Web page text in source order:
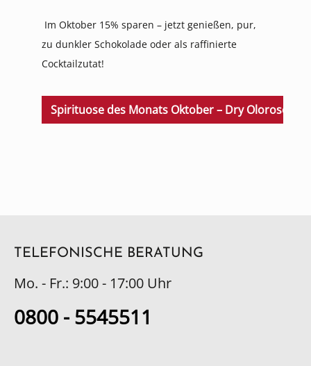
Im Oktober 15% sparen – jetzt genießen, pur,
zu dunkler Schokolade oder als raffinierte
Cocktailzutat!
Spirituose des Monats Oktober – Dry Oloroso
TELEFONISCHE BERATUNG
Mo. - Fr.: 9:00 - 17:00 Uhr
0800 - 5545511